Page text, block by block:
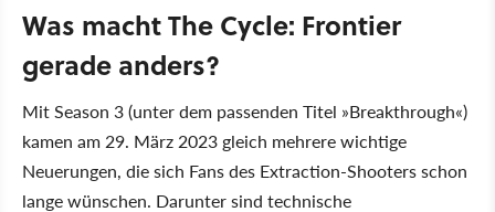
Was macht The Cycle: Frontier
gerade anders?
Mit Season 3 (unter dem passenden Titel »Breakthrough«)
kamen am 29. März 2023 gleich mehrere wichtige
Neuerungen, die sich Fans des Extraction-Shooters schon
lange wünschen. Darunter sind technische